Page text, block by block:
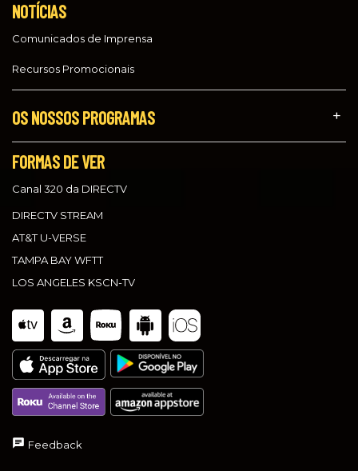
NOTÍCIAS
Comunicados de Imprensa
Recursos Promocionais
OS NOSSOS PROGRAMAS
FORMAS DE VER
Canal 320 da DIRECTV
DIRECTV STREAM
AT&T U-VERSE
TAMPA BAY WFTT
LOS ANGELES KSCN-TV
Feedback